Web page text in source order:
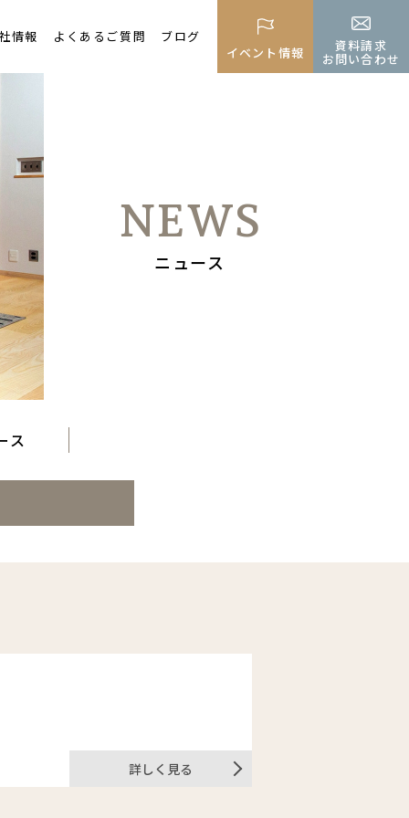
情報 よくあるご質問
ブログ
イベント情報
資料請求
お問い合わせ
NEWS
ニュース
ス
詳しく見る